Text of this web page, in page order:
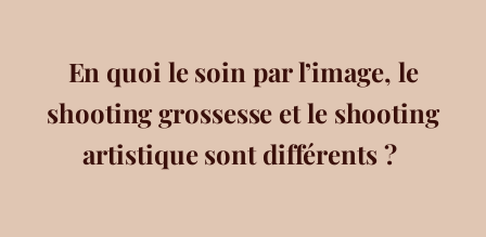
En quoi le soin par l’image, le
shooting grossesse et le shooting
artistique sont différents ?